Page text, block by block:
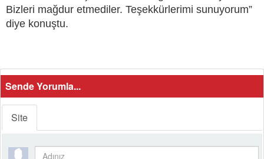
Bizleri mağdur etmediler. Teşekkürlerimi sunuyorum”
diye konuştu.
Sende Yorumla...
Site